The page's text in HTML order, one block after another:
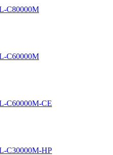
C80000M
C60000M
C60000M-CE
C30000M-HP